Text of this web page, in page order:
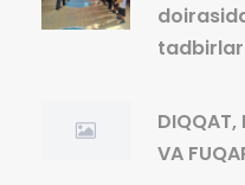
DIQQAT,
VA